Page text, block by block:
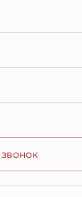
звонок